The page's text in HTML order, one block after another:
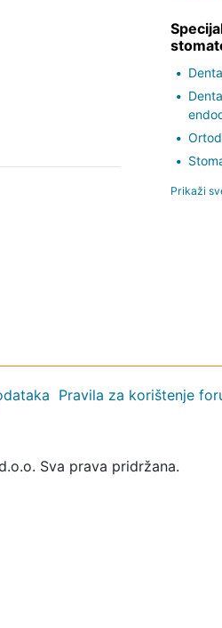
Prikaži
Pravila za korištenje
Sva prava pridržana.